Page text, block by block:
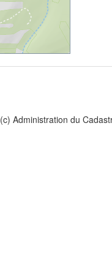
(c) Administration du